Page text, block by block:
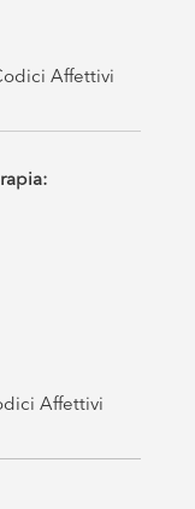
Affettivi
Affettivi